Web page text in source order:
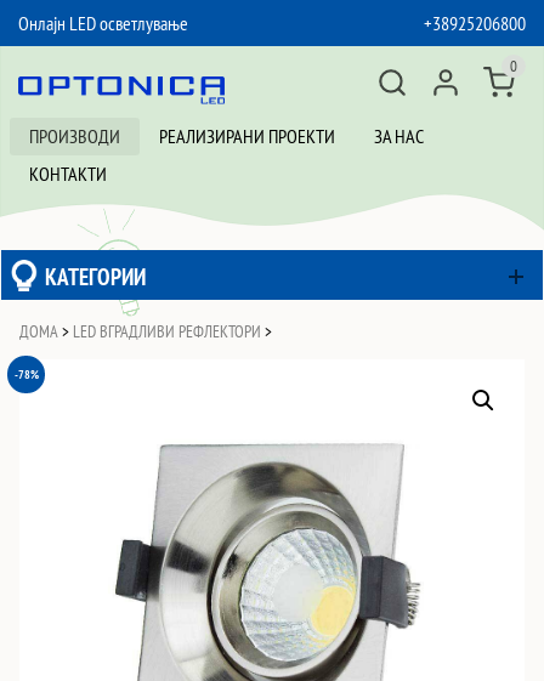
Онлајн LED осветлување
+38925206800
ПРОИЗВОДИ РЕАЛИЗИРАНИ ПРОЕКТИ
ЗА НАС
КОНТАКТИ
0
КАТЕГОРИИ
ДОМА > LED ВГРАДЛИВИ РЕФЛЕКТОРИ >
-78%